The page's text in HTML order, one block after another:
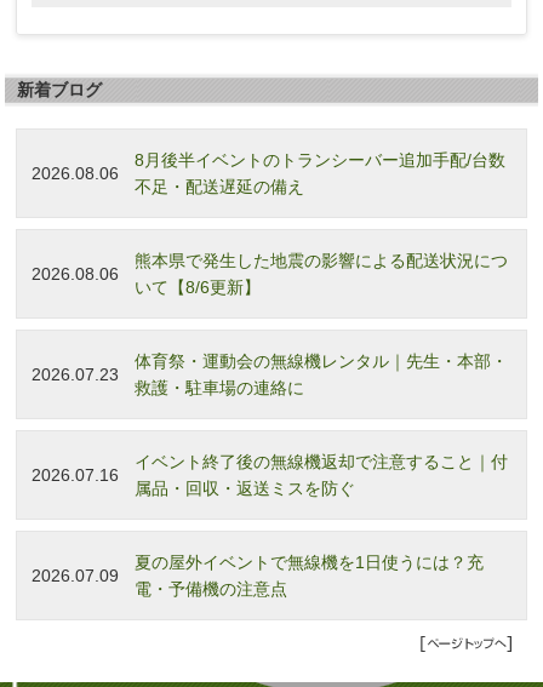
新着ブログ
2026.08.06
8月後半イベントのトランシーバー追加手配/台数
不足・配送遅延の備え
2026.08.06
熊本県で発生した地震の影響による配送状況につ
いて【8/6更新】
2026.07.23
体育祭・運動会の無線機レンタル｜先生・本部・
救護・駐車場の連絡に
2026.07.16
イベント終了後の無線機返却で注意すること｜付
属品・回収・返送ミスを防ぐ
2026.07.09
夏の屋外イベントで無線機を1日使うには？充
電・予備機の注意点